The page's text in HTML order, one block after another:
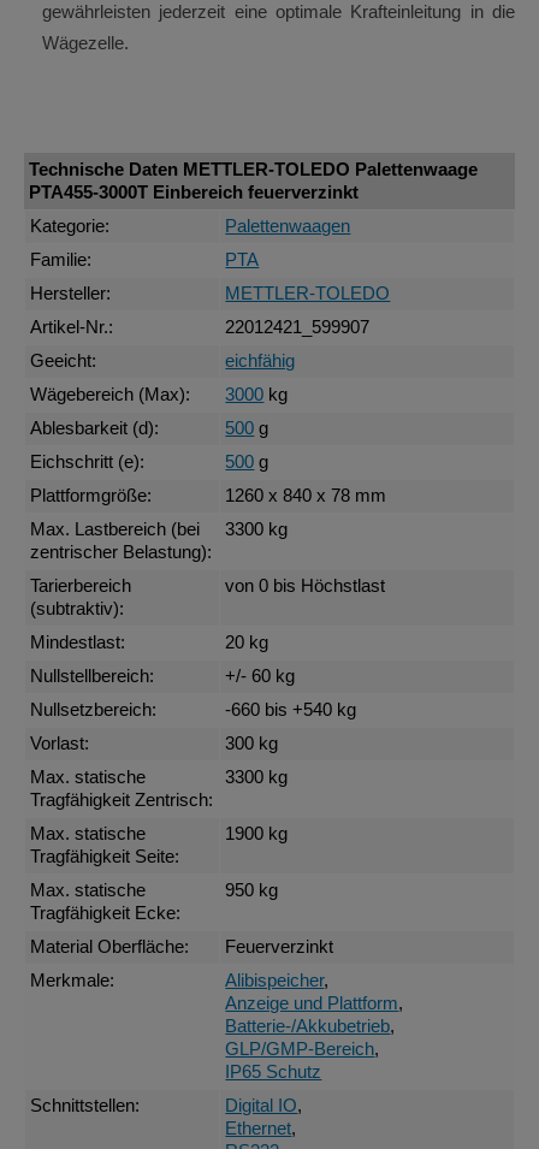
gewährleisten jederzeit eine optimale Krafteinleitung in die
Wägezelle.
Technische Daten METTLER-TOLEDO Palettenwaage
PTA455-3000T Einbereich feuerverzinkt
Kategorie:
Palettenwaagen
Familie:
PTA
Hersteller:
METTLER-TOLEDO
Artikel-Nr.:
22012421_599907
Geeicht:
eichfähig
Wägebereich (Max):
3000 kg
Ablesbarkeit (d):
500 g
Eichschritt (e):
500 g
Plattformgröße:
1260 x 840 x 78 mm
Max. Lastbereich (bei
zentrischer Belastung):
3300 kg
Tarierbereich
(subtraktiv):
von 0 bis Höchstlast
Mindestlast:
20 kg
Nullstellbereich:
+/- 60 kg
Nullsetzbereich:
-660 bis +540 kg
Vorlast:
300 kg
Max. statische
Tragfähigkeit Zentrisch:
3300 kg
Max. statische
Tragfähigkeit Seite:
1900 kg
Max. statische
Tragfähigkeit Ecke:
950 kg
Material Oberfläche:
Feuerverzinkt
Merkmale:
Alibispeicher,
Anzeige und Plattform,
Batterie-/Akkubetrieb,
GLP/GMP-Bereich,
IP65 Schutz
Schnittstellen:
Digital IO,
Ethernet,